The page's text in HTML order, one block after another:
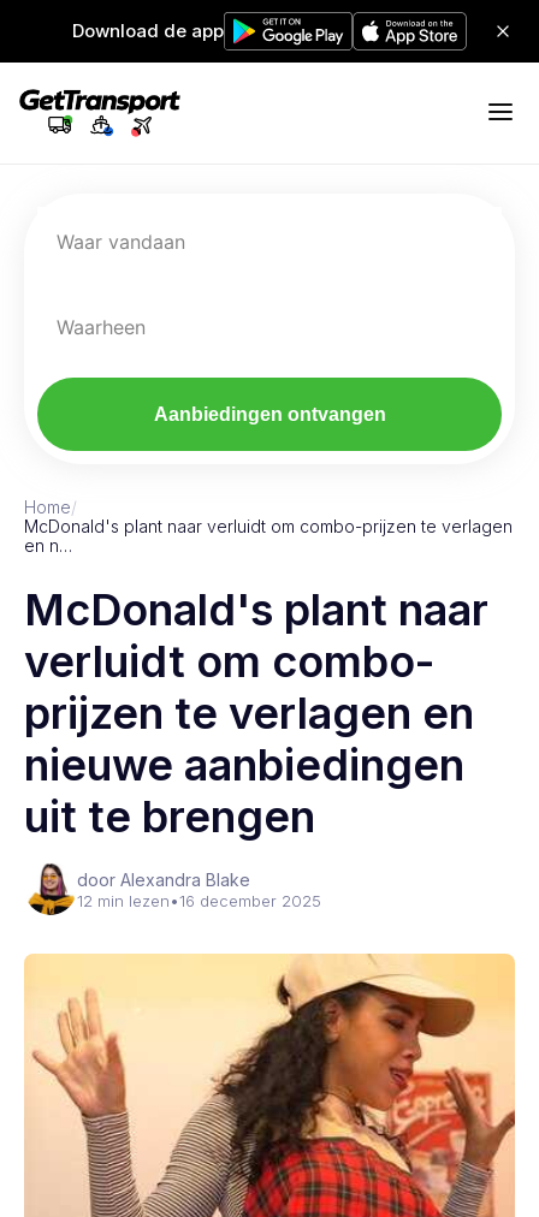
Download de app
Waar vandaan
Waarheen
Aanbiedingen ontvangen
Home/
McDonald's plant naar verluidt om combo-prijzen te verlagen
en n…
McDonald's plant naar
verluidt om combo-
prijzen te verlagen en
nieuwe aanbiedingen
uit te brengen
door Alexandra Blake
12 min lezen•16 december 2025